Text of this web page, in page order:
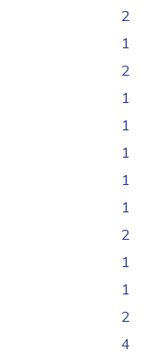
2
1
2
1
1
1
1
1
2
1
1
2
4